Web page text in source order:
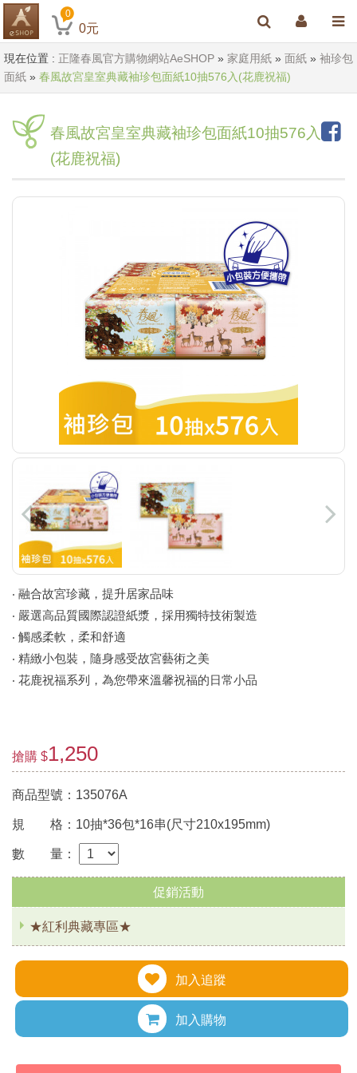
0
0元
現在位置 : 正隆春風官方購物網站AeSHOP » 家庭用紙 » 面紙 » 袖珍包
面紙 » 春風故宮皇室典藏袖珍包面紙10抽576入(花鹿祝福)
春風故宮皇室典藏袖珍包面紙10抽576入
(花鹿祝福)
‧ 融合故宮珍藏，提升居家品味
‧ 嚴選高品質國際認證紙漿，採用獨特技術製造
‧ 觸感柔軟，柔和舒適
‧ 精緻小包裝，隨身感受故宮藝術之美
‧ 花鹿祝福系列，為您帶來溫馨祝福的日常小品
搶購 $1,250
商品型號：135076A
規 格：10抽*36包*16串(尺寸210x195mm)
數 量：
促銷活動
★紅利典藏專區★
加入追蹤
加入購物